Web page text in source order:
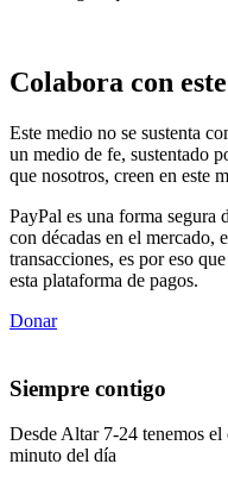
Colabora con
Este medio no se sustenta
un medio de fe, sustentado
que nosotros, creen en este
PayPal es una forma segura
con décadas en el mercado,
transacciones, es por eso
esta plataforma de pagos.
Donar
Siempre contigo
Desde Altar 7-24 tenemos
minuto del día